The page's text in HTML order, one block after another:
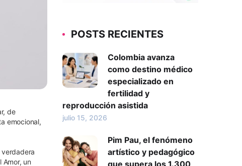
de
emocional,
un
POSTS RECIENTES
Colombia avanza
como destino médico
especializado en
fertilidad y
reproducción asistida
julio 15, 2026
Pim Pau, el fenómeno
artístico y pedagógico